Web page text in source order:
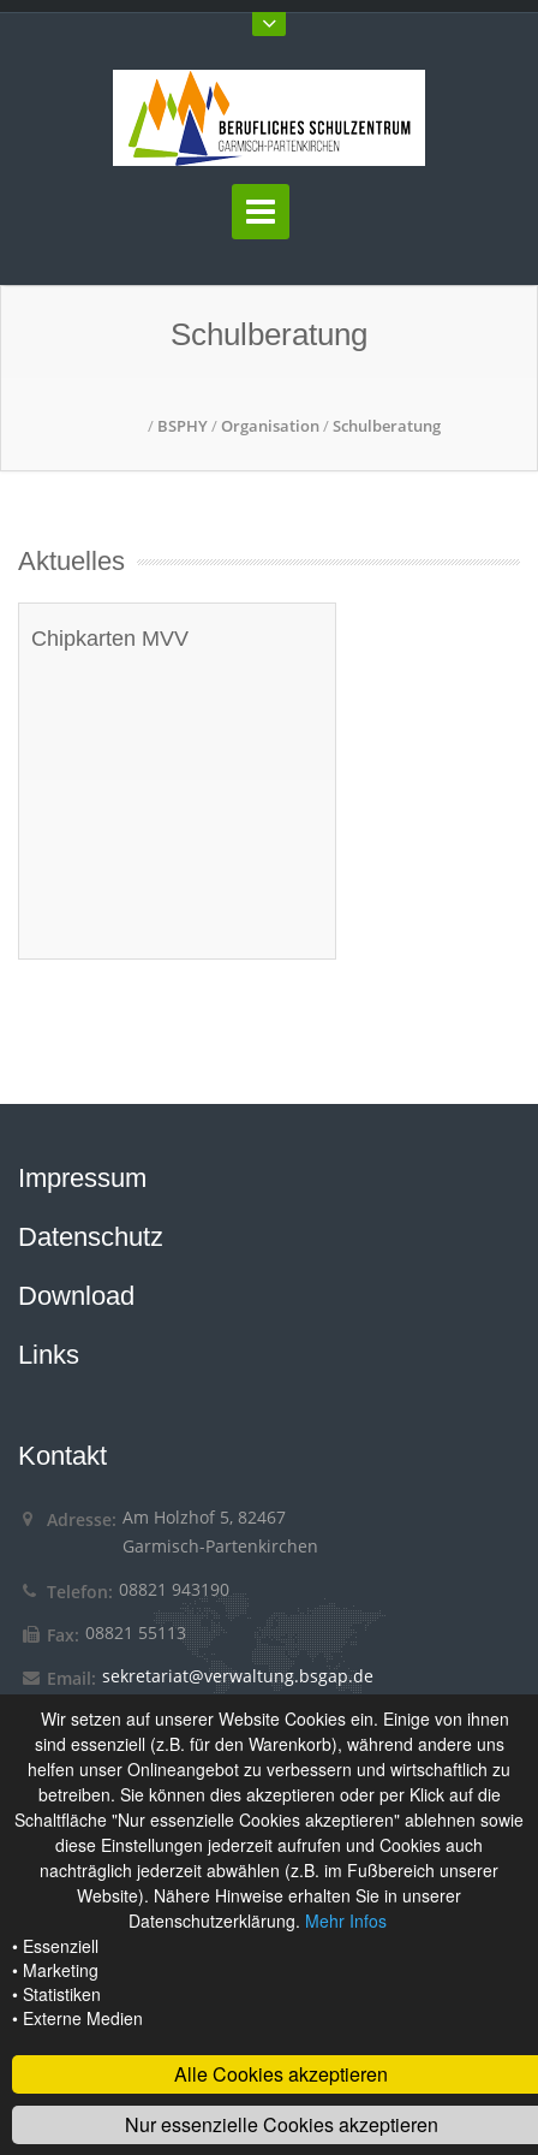
Wir setzen auf unserer Website Cookies ein. Einige von ihnen
sind essenziell (z.B. für den Warenkorb), während andere uns
helfen unser Onlineangebot zu verbessern und wirtschaftlich zu
betreiben. Sie können dies akzeptieren oder per Klick auf die
Schaltfläche "Nur essenzielle Cookies akzeptieren" ablehnen sowie
diese Einstellungen jederzeit aufrufen und Cookies auch
nachträglich jederzeit abwählen (z.B. im Fußbereich unserer
Website). Nähere Hinweise erhalten Sie in unserer
Datenschutzerklärung. Mehr Infos
• Essenziell
• Marketing
• Statistiken
• Externe Medien
Alle Cookies akzeptieren
Nur essenzielle Cookies akzeptieren
Schulberatung
/ BSPHY/Organisation/Schulberatung
Aktuelles
Chipkarten MVV
Impressum
Datenschutz
Download
Links
Kontakt
Adresse: Am Holzhof 5, 82467
Garmisch-Partenkirchen
Telefon: 08821 943190
Fax: 08821 55113
Email: sekretariat@verwaltung.bsgap.de
Über Uns
Das Berufliche Schulzentrum Garmisch-Partenkirchen setzt
sich aus Berufsschule, Wirtschaftsschule und
Berufsfachschule für Kinderpflege zusammen. Derzeit
besuchen rund 1.100 Schülerinnen und Schüler unsere
Schulen.